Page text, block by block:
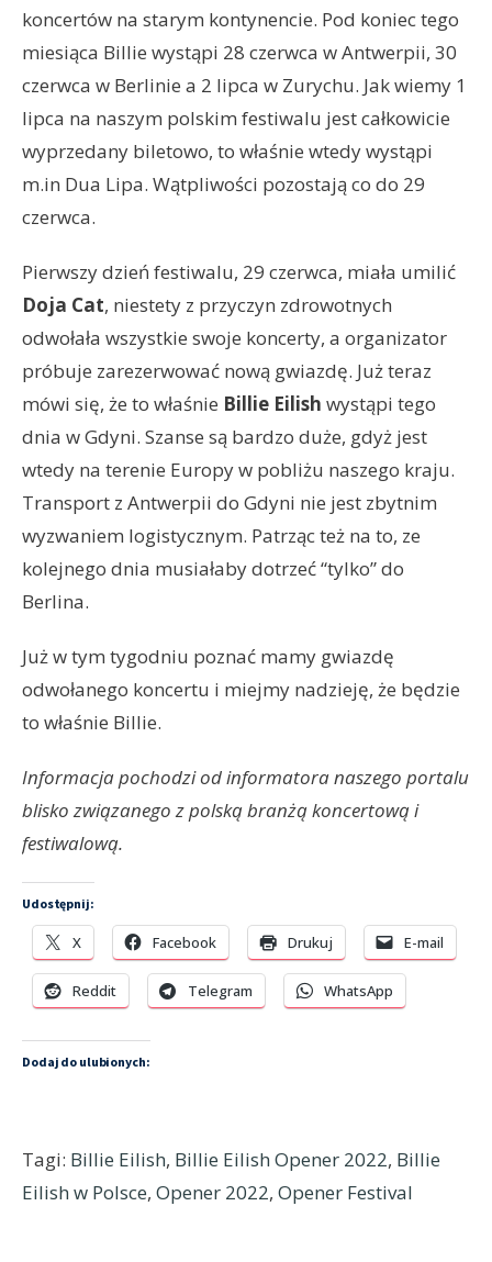
koncertów na starym kontynencie. Pod koniec tego
miesiąca Billie wystąpi 28 czerwca w Antwerpii, 30
czerwca w Berlinie a 2 lipca w Zurychu. Jak wiemy 1
lipca na naszym polskim festiwalu jest całkowicie
wyprzedany biletowo, to właśnie wtedy wystąpi
m.in Dua Lipa. Wątpliwości pozostają co do 29
czerwca.
Pierwszy dzień festiwalu, 29 czerwca, miała umilić
Doja Cat, niestety z przyczyn zdrowotnych
odwołała wszystkie swoje koncerty, a organizator
próbuje zarezerwować nową gwiazdę. Już teraz
mówi się, że to właśnie Billie Eilish wystąpi tego
dnia w Gdyni. Szanse są bardzo duże, gdyż jest
wtedy na terenie Europy w pobliżu naszego kraju.
Transport z Antwerpii do Gdyni nie jest zbytnim
wyzwaniem logistycznym. Patrząc też na to, ze
kolejnego dnia musiałaby dotrzeć “tylko” do
Berlina.
Już w tym tygodniu poznać mamy gwiazdę
odwołanego koncertu i miejmy nadzieję, że będzie
to właśnie Billie.
Informacja pochodzi od informatora naszego portalu
blisko związanego z polską branżą koncertową i
festiwalową.
Udostępnij:
X Facebook Drukuj E-mail
Reddit Telegram WhatsApp
Dodaj do ulubionych:
Tagi: Billie Eilish, Billie Eilish Opener 2022, Billie
Eilish w Polsce, Opener 2022, Opener Festival